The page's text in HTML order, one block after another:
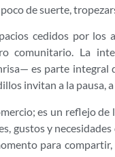
de suerte,
cedidos por los
comunitario. La
es parte integral
invitan a la pausa,
es un reflejo
gustos y
para